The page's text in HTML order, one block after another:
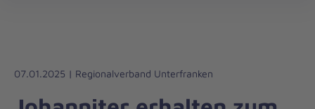
Liebe
Leben
07.01.2025 | Regionalverband Unterfranken